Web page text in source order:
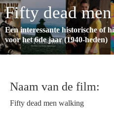
Fifty dead
Een interessante historische of
voor het 6de jaar (1940-heden)
Naam van de film:
Fifty dead men walking